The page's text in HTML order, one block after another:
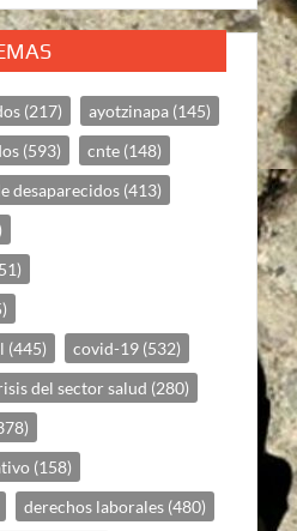
(217) ayotzinapa (145)
(593) cnte (148)
desaparecidos (413)
(445) covid-19 (532)
del sector salud (280)
(158)
derechos laborales (480)